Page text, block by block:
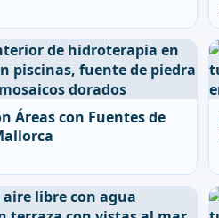
Áreas con Fuentes de